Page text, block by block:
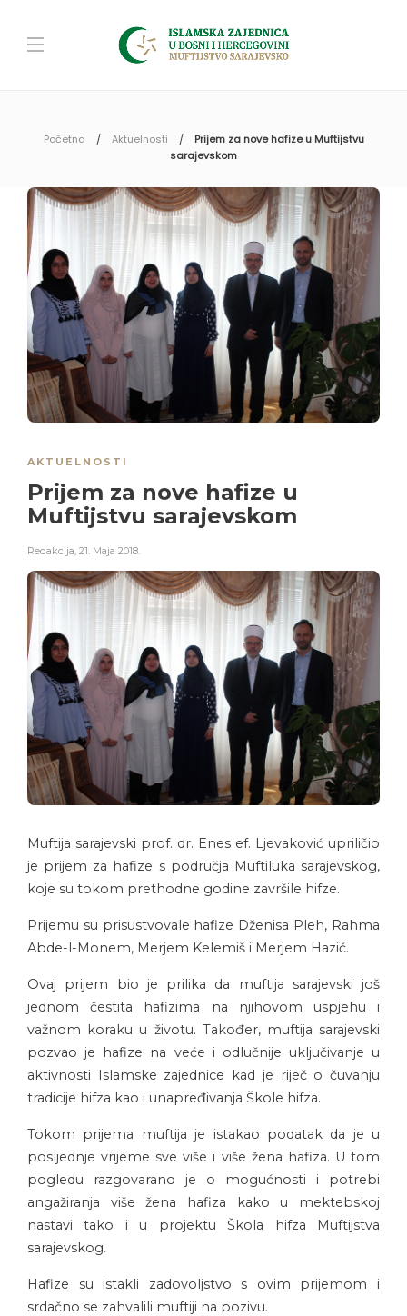
Početna Aktuelnosti
Prijem za nove hafize u Muftijstvu
sarajevskom
AKTUELNOSTI
Prijem za nove hafize u
Muftijstvu sarajevskom
Redakcija 21. Maja 2018.
Muftija sarajevski prof. dr. Enes ef. Ljevaković upriličio
je prijem za hafize s područja Muftiluka sarajevskog,
koje su tokom prethodne godine završile hifze.
Prijemu su prisustvovale hafize Dženisa Pleh, Rahma
Abde-l-Monem, Merjem Kelemiš i Merjem Hazić.
Ovaj prijem bio je prilika da muftija sarajevski još
jednom čestita hafizima na njihovom uspjehu i
važnom koraku u životu. Također, muftija sarajevski
pozvao je hafize na veće i odlučnije uključivanje u
aktivnosti Islamske zajednice kad je riječ o čuvanju
tradicije hifza kao i unapređivanja Škole hifza.
Tokom prijema muftija je istakao podatak da je u
posljednje vrijeme sve više i više žena hafiza. U tom
pogledu razgovarano je o mogućnosti i potrebi
angažiranja više žena hafiza kako u mektebskoj
nastavi tako i u projektu Škola hifza Muftijstva
sarajevskog.
Hafize su istakli zadovoljstvo s ovim prijemom i
srdačno se zahvalili muftiji na pozivu.